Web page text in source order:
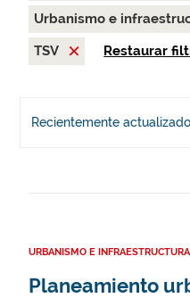
Urbanismo e
TSV
Restaurar
Recientemente actualizado
URBANISMO E
Planeamiento